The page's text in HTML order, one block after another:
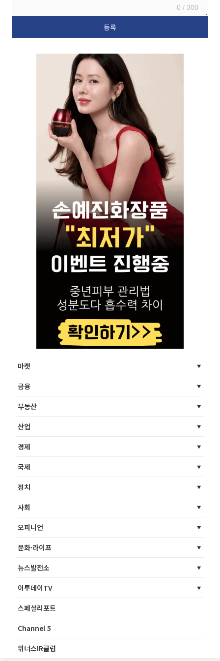
0 / 300
마켓
금융
부동산
산업
경제
국제
정치
사회
오피니언
문화·라이프
뉴스발전소
이투데이TV
스페셜리포트
Channel 5
위너스IR클럽